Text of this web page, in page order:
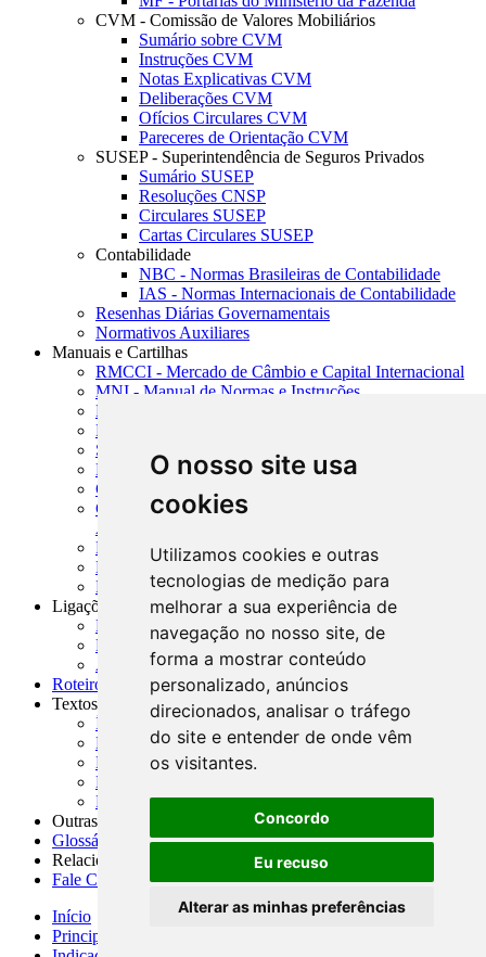
O nosso site usa
cookies
Utilizamos cookies e outras
tecnologias de medição para
melhorar a sua experiência de
navegação no nosso site, de
forma a mostrar conteúdo
personalizado, anúncios
direcionados, analisar o tráfego
do site e entender de onde vêm
os visitantes.
Concordo
Eu recuso
Alterar as minhas preferências
CVM - Comissão de Valores Mobiliários
Sumário sobre CVM
Instruções CVM
Notas Explicativas CVM
Deliberações CVM
Ofícios Circulares CVM
Pareceres de Orientação CVM
SUSEP - Superintendência de Seguros Privados
Sumário SUSEP
Resoluções CNSP
Circulares SUSEP
Cartas Circulares SUSEP
Contabilidade
NBC - Normas Brasileiras de Contabilidade
IAS - Normas Internacionais de Contabilidade
Resenhas Diárias Governamentais
Normativos Auxiliares
Manuais e Cartilhas
RMCCI - Mercado de Câmbio e Capital Internacional
MNI - Manual de Normas e Instruções
MTVM - Manual de Títulos e Valores Mobiliários
MCR - Manual de Crédito Rural
SISORF - Manual de Organização do SFN
MASUP - Manual de Supervisão Bancária
CADOC - Catálogo de Documentos
CNAE-CONCLA - Classificação Nacional de
Atividades Econômicas
PMF - Cartilhas do BCB
Manuais Auxiliares do BCB e Cosif-e
Resenhas Diárias Governamentais
Ligações Externas
Links Úteis
Presidência da República
Agências Nacionais Reguladoras
Roteiros para Estudos
Textos
Índice de Textos
Editorial
Monografias
Na Imprensa
Fórum de Discussão
Outras ferramentas
Glossário
Relacionamento
Fale Conosco
Início
Principais notícias